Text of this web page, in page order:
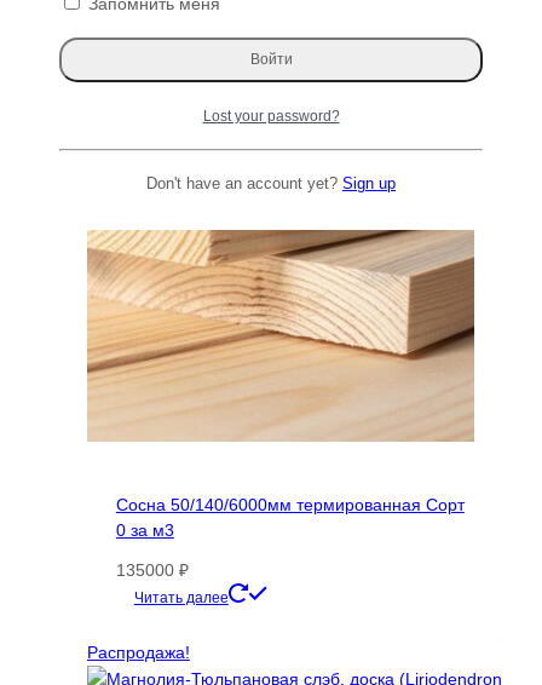
цена
составляла49999 ₽.
Читать далее
Сосна 50/140/6000мм термированная Сорт
0 за м3
135000 ₽
Читать далее
Распродажа!
Lost your password?
Don't have an account yet? Sign up